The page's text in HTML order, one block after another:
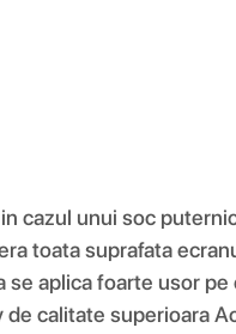
cazul unui soc
toata suprafata
aplica foarte usor
calitate superioara